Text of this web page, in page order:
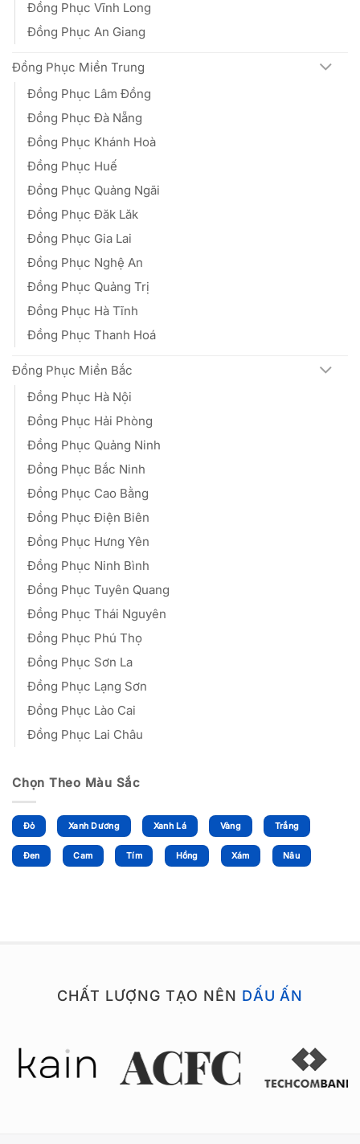
Đồng Phục Vĩnh Long
Đồng Phục An Giang
Đồng Phục Miền Trung
Đồng Phục Lâm Đồng
Đồng Phục Đà Nẵng
Đồng Phục Khánh Hoà
Đồng Phục Huế
Đồng Phục Quảng Ngãi
Đồng Phục Đăk Lăk
Đồng Phục Gia Lai
Đồng Phục Nghệ An
Đồng Phục Quảng Trị
Đồng Phục Hà Tĩnh
Đồng Phục Thanh Hoá
Đồng Phục Miền Bắc
Đồng Phục Hà Nội
Đồng Phục Hải Phòng
Đồng Phục Quảng Ninh
Đồng Phục Bắc Ninh
Đồng Phục Cao Bằng
Đồng Phục Điện Biên
Đồng Phục Hưng Yên
Đồng Phục Ninh Bình
Đồng Phục Tuyên Quang
Đồng Phục Thái Nguyên
Đồng Phục Phú Thọ
Đồng Phục Sơn La
Đồng Phục Lạng Sơn
Đồng Phục Lào Cai
Đồng Phục Lai Châu
Chọn Theo Màu Sắc
Đỏ Xanh Dương Xanh Lá Vàng Trắng
Đen Cam Tím Hồng Xám Nâu
CHẤT LƯỢNG TẠO NÊN DẤU ẤN